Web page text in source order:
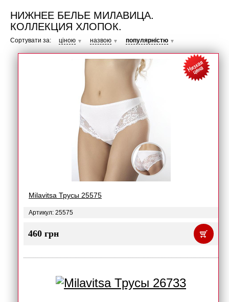
НИЖНЕЕ БЕЛЬЕ МИЛАВИЦА.
КОЛЛЕКЦИЯ ХЛОПОК.
Сортувати за: ціною ▼ назвою ▼ популярністю ▼
Milavitsa Трусы 25575
Артикул: 25575
460 грн